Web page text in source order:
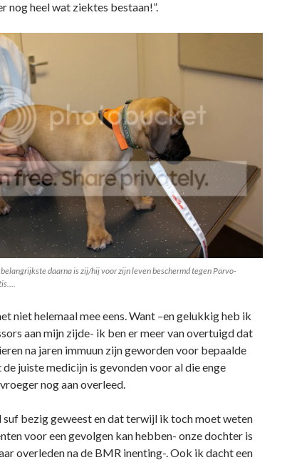
nog heel wat ziektes bestaan!”.
daarna is zij/hij voor zijn leven beschermd tegen Parvo-
niet helemaal mee eens. Want –en gelukkig heb ik
aan mijn zijde- ik ben er meer van overtuigd dat
na jaren immuun zijn geworden voor bepaalde
juiste medicijn is gevonden voor al die enge
nog aan overleed.
suf bezig geweest en dat terwijl ik toch moet weten
voor een gevolgen kan hebben- onze dochter is
overleden na de BMR inenting-. Ook ik dacht een